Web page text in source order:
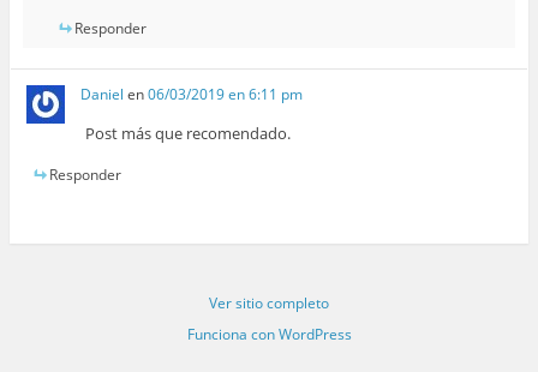
Responder
Daniel en06/03/2019 en 6:11 pm
Post más que recomendado.
Responder
Ver sitio completo
Funciona con WordPress